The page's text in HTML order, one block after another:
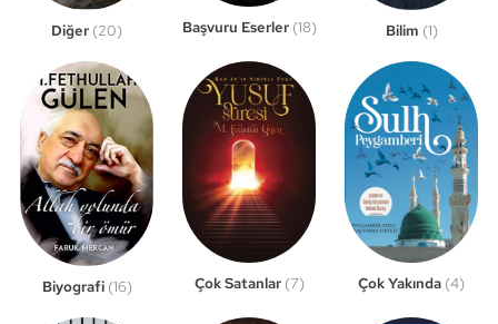
Diğer (20) Başvuru Eserler (18) Bilim (1)
Biyografi (16) Çok Satanlar (7) Çok Yakında (4)